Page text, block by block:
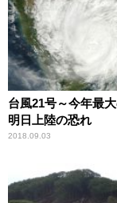
台風21号～今年最
明日上陸の恐れ
2018.09.03